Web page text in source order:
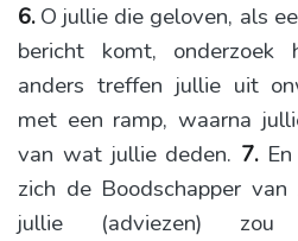
6.O jullie die geloven, als
bericht komt, onderzoek
anders treffen jullie uit
met een ramp, waarna
van wat jullie deden. 7.
zich de Boodschapper
jullie (adviezen)